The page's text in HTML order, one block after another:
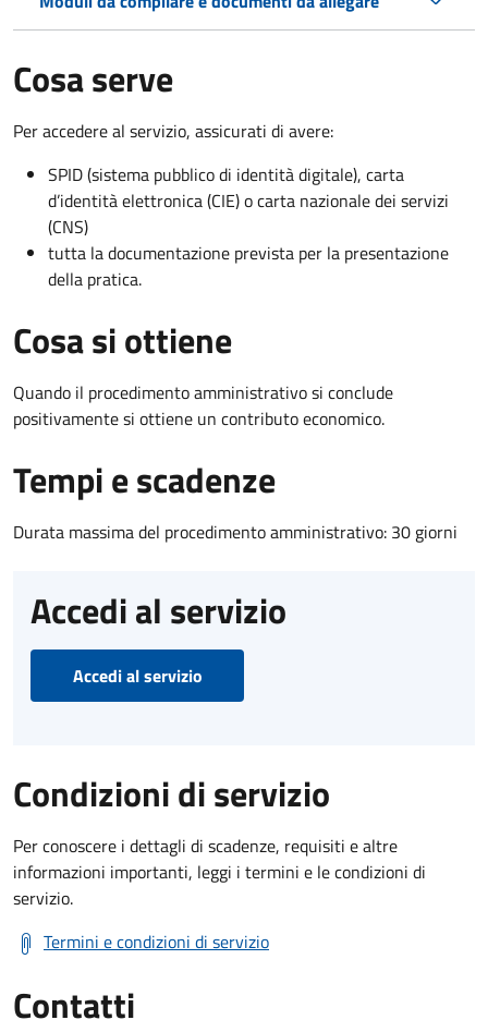
Cosa serve
Per accedere al servizio, assicurati di avere:
SPID (sistema pubblico di identità digitale), carta
d’identità elettronica (CIE) o carta nazionale dei servizi
(CNS)
tutta la documentazione prevista per la presentazione
della pratica.
Cosa si ottiene
Quando il procedimento amministrativo si conclude
positivamente si ottiene un contributo economico.
Tempi e scadenze
Durata massima del procedimento amministrativo: 30 giorni
Accedi al servizio
Accedi al servizio
Condizioni di servizio
Per conoscere i dettagli di scadenze, requisiti e altre
informazioni importanti, leggi i termini e le condizioni di
servizio.
Termini e condizioni di servizio
Contatti